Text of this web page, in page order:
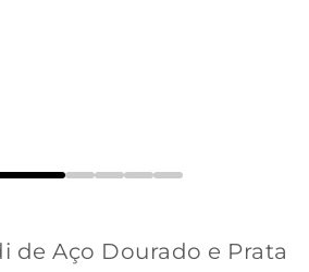
de Aço Dourado e Prata